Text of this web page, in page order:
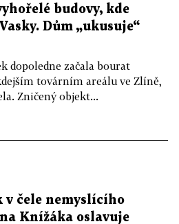
budovy, kde
Dům „ukusuje“
dopoledne začala bourat
továrním areálu ve Zlíně,
Zničený objekt...
v čele nemyslícího
Knížáka oslavuje